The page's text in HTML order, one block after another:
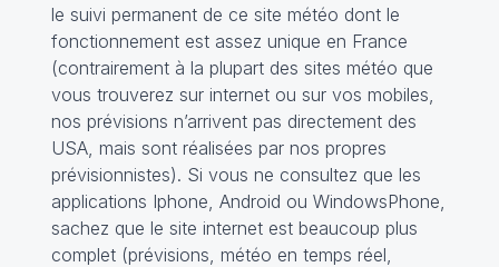
le suivi permanent de ce site météo dont le
fonctionnement est assez unique en France
(contrairement à la plupart des sites météo que
vous trouverez sur internet ou sur vos mobiles,
nos prévisions n’arrivent pas directement des
USA, mais sont réalisées par nos propres
prévisionnistes). Si vous ne consultez que les
applications Iphone, Android ou WindowsPhone,
sachez que le site internet est beaucoup plus
complet (prévisions, météo en temps réel,